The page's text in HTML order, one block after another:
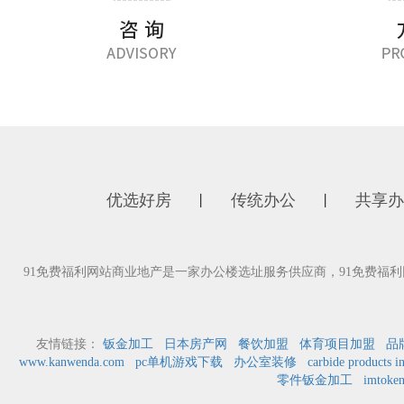
优选好房 传统办公 共享
91免费福利网站商业地产是一家办公楼选址服务供应商，91免费福
友情链接： 钣金加工 日本房产网 餐饮加盟 体育项目加盟
品
www.kanwenda.com
pc单机游戏下载 办公室装修
carbide products
零件钣金加工